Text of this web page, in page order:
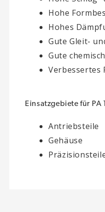
Hohe
Hohes
Gute Gleit-
Gute
Verbessertes
Einsatzgebiete für PA
Antriebsteile
Gehäuse